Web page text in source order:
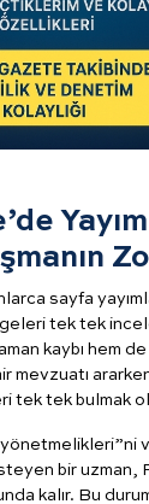
sayfa
tek tek
kaybı hem
mevzuatı
tek tek bulmak
bir uzman,
kalır. Bu